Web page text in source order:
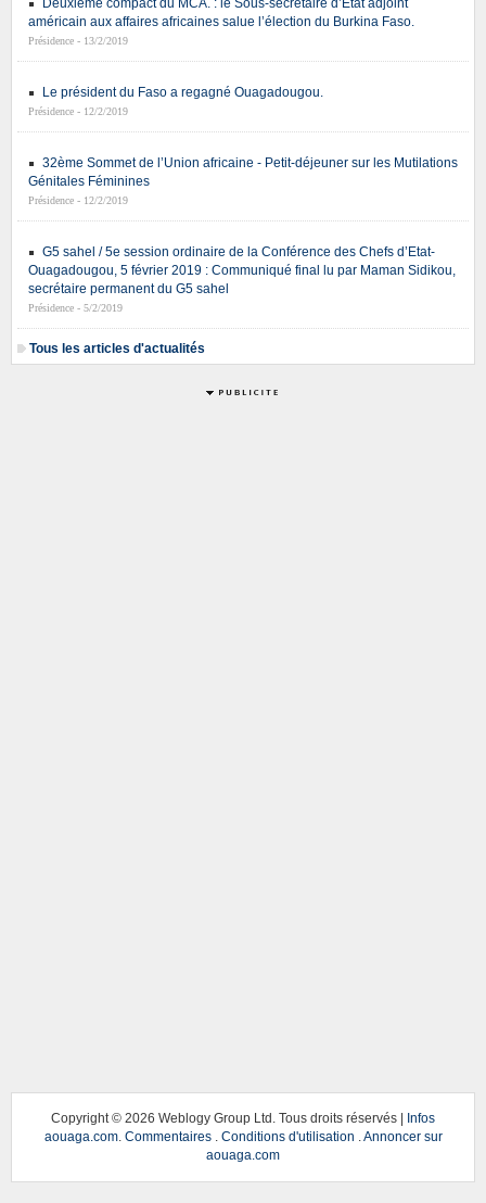
américain aux affaires africaines salue l’élection du Burkina Faso.
Présidence - 13/2/2019
Le président du Faso a regagné Ouagadougou.
Présidence - 12/2/2019
32ème Sommet de l’Union africaine - Petit-déjeuner sur les Mutilations
Génitales Féminines
Présidence - 12/2/2019
G5 sahel / 5e session ordinaire de la Conférence des Chefs d’Etat-
Ouagadougou, 5 février 2019 : Communiqué final lu par Maman Sidikou,
secrétaire permanent du G5 sahel
Présidence - 5/2/2019
Tous les articles d'actualités
Copyright © 2026 Weblogy Group Ltd. Tous droits réservés | Infos
aouaga.com. Commentaires. Conditions d'utilisation
Annoncer sur
aouaga.com